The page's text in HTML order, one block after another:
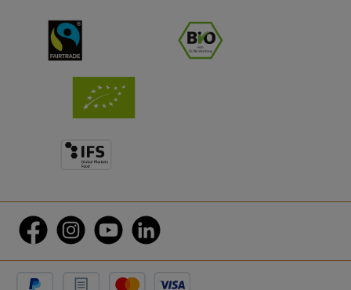
twt.widget.communities.facebook.name
twt.widget.communities.instagram.name
twt.widget.communities.youtube.name
twt.widget.communities.linkedin.name